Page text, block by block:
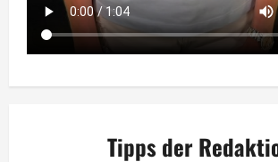
Tipps der